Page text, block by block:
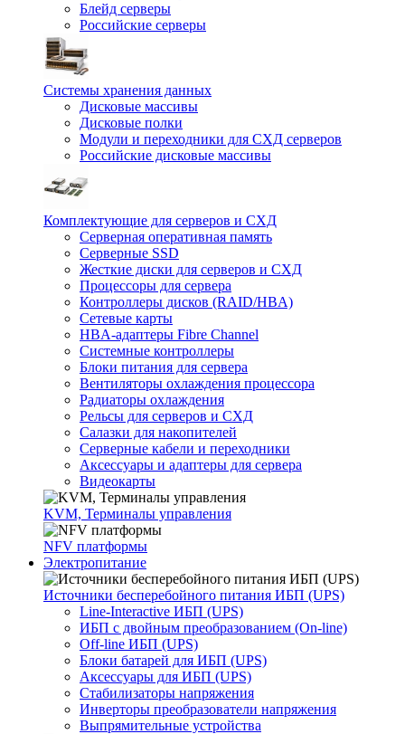
Блейд серверы
Российские серверы
Системы хранения данных
Дисковые массивы
Дисковые полки
Модули и переходники для СХД серверов
Российские дисковые массивы
Комплектующие для серверов и СХД
Серверная оперативная память
Серверные SSD
Жесткие диски для серверов и СХД
Процессоры для сервера
Контроллеры дисков (RAID/HBA)
Сетевые карты
HBA-адаптеры Fibre Channel
Системные контроллеры
Блоки питания для сервера
Вентиляторы охлаждения процессора
Радиаторы охлаждения
Рельсы для серверов и СХД
Салазки для накопителей
Серверные кабели и переходники
Аксессуары и адаптеры для сервера
Видеокарты
KVM, Терминалы управления
NFV платформы
Электропитание
Источники бесперебойного питания ИБП (UPS)
Line-Interactive ИБП (UPS)
ИБП с двойным преобразованием (On-line)
Off-line ИБП (UPS)
Блоки батарей для ИБП (UPS)
Аксессуары для ИБП (UPS)
Стабилизаторы напряжения
Инверторы преобразователи напряжения
Выпрямительные устройства